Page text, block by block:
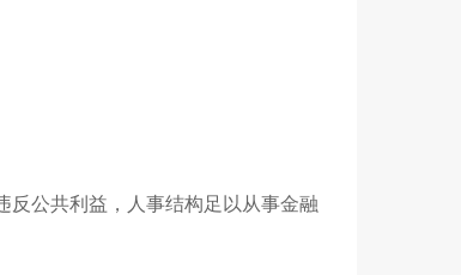
反公共利益，人事结构足以从事金融